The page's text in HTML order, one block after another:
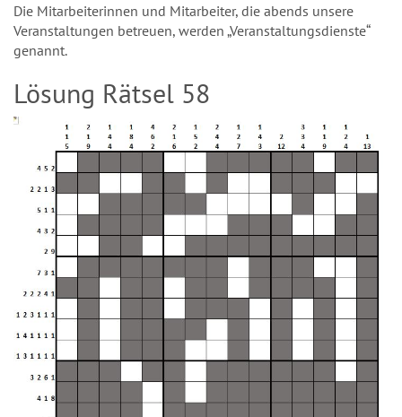
Die Mitarbeiterinnen und Mitarbeiter, die abends unsere
Veranstaltungen betreuen, werden „Veranstaltungsdienste“
genannt.
Lösung Rätsel 58